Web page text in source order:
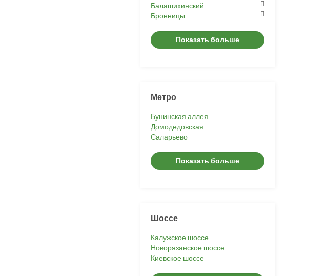
Балашихинский
Бронницы
Показать больше
Метро
Бунинская аллея
Домодедовская
Саларьево
Показать больше
Шоссе
Калужское шоссе
Новорязанское шоссе
Киевское шоссе